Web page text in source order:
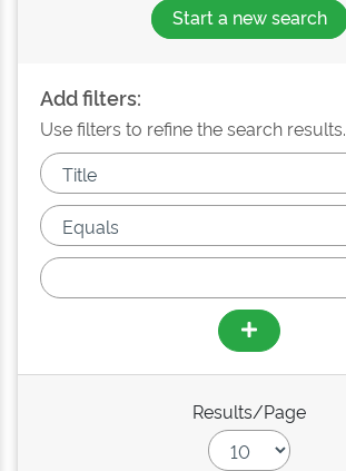
Start a new search
Add filters:
Use filters to refine the search results.
Results/Page